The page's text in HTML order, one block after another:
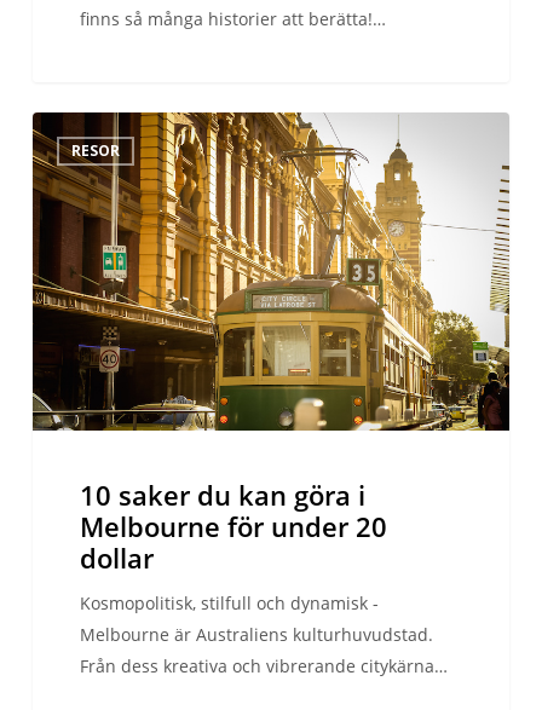
finns så många historier att berätta!…
10
saker
du
i
Melbourne
för
under
20
RESOR
10 saker du kan göra i
Melbourne för under 20
dollar
Kosmopolitisk, stilfull och dynamisk -
Melbourne är Australiens kulturhuvudstad.
Från dess kreativa och vibrerande citykärna…